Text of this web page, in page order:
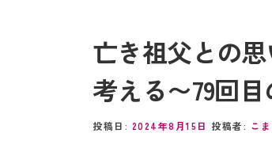
亡き祖父との
考える〜79回
投稿日: 2024年8月15日 投稿者: こ